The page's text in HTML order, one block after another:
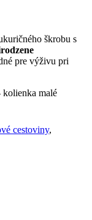
škrobu s
pre výživu pri
malé
cestoviny,